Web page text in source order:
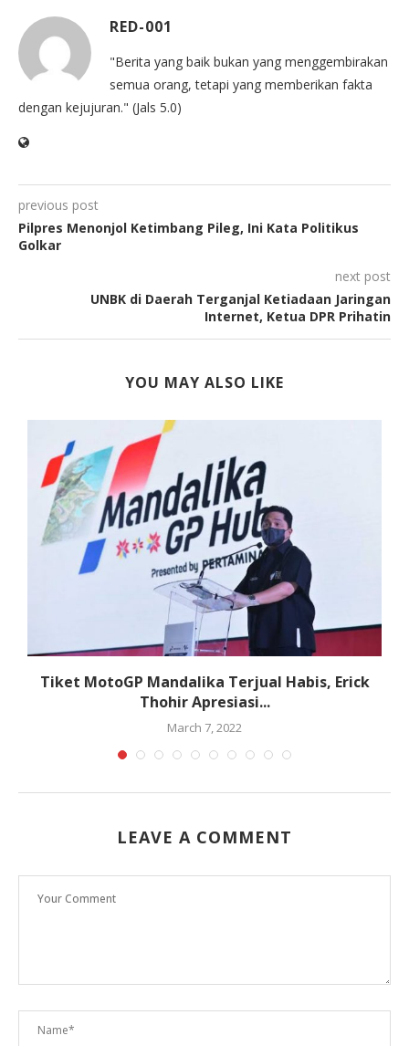
RED-001
"Berita yang baik bukan yang menggembirakan
semua orang, tetapi yang memberikan fakta
dengan kejujuran." (Jals 5.0)
previous post
Pilpres Menonjol Ketimbang Pileg, Ini Kata Politikus
Golkar
next post
UNBK di Daerah Terganjal Ketiadaan Jaringan
Internet, Ketua DPR Prihatin
YOU MAY ALSO LIKE
Tiket MotoGP Mandalika Terjual Habis, Erick
Thohir Apresiasi...
March 7, 2022
LEAVE A COMMENT